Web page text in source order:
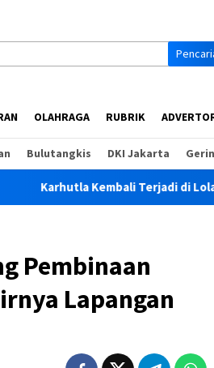
OLAHRAGA RUBRIK
Bulutangkis DKI Jakarta
Kembali Terjadi di Lolak II, Tim
Pembinaan
Lapangan